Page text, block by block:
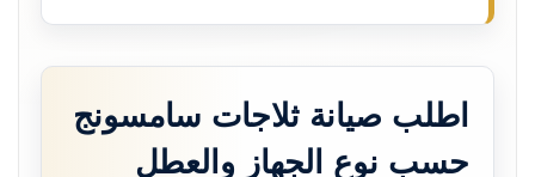
اطلب صيانة ثلاجات سامسونج
حسب نوع الجهاز والعطل